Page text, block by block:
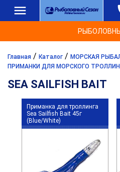
Главная / Каталог / МОРСКАЯ
ПРИМАНКИ ДЛЯ МОРСКОГО
SEA SAILFISH BAIT
Приманка для троллинга
Sea Sailfish Bait 45г
(Blue/White)